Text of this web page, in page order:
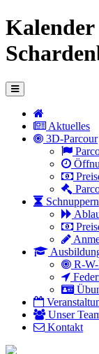
Kalender
Aktuelles
3D-Parcour
Schnuppern
R-
Unser
Kontakt